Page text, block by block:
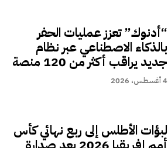
“أدنوك” تعزز عمليات الحفر
بالذكاء الاصطناعي عبر نظام
جديد يراقب أكثر من 120 منصة
4 أغسطس، 2026
لبؤات الأطلس إلى ربع نهائي كأس